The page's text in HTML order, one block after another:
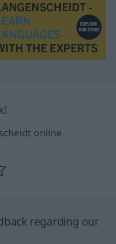
online
regarding our